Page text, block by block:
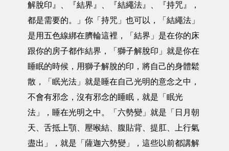
解脫印』、『結界』、『結繩法』、『持咒』，
都是需要的。」你「持咒」也可以，「結繩法」
是用五色線綁在臍輪這裡，「結界」是在你的床
跟你的房子都作結界，「獅子解脫印」就是你在
睡眠的時候，用獅子解脫的印，將自己的身體鬆
散，「眠光法」就是睡在自己光明的意念之中，
不會有邪念，沒有邪念的睡眠，就是「眠光
法」，睡在光明之中。「六勢變」就是「日月朝
天、舌抵上顎、壓喉結、腹貼背、提肛、上行氣
盡出」，就是「薩迦六勢變」，這些以前都講解